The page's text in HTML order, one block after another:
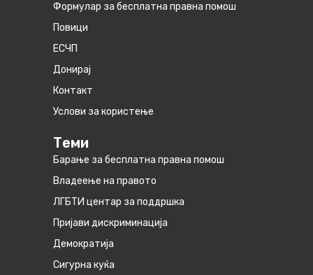
Формулар за бесплатна правна помош
Повици
ЕСЧП
Донирај
Контакт
Услови за користење
Теми
Барање за бесплатна правна помош
Владеење на правото
ЛГБТИ центар за поддршка
Пријави дискриминација
Демократија
Сигурна куќа